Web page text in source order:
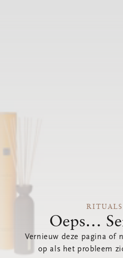
Oeps…
Vernieuw deze pagina of
op als het probleem